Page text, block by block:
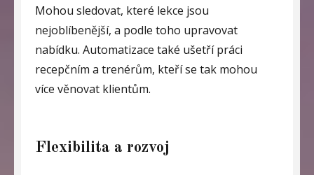
Mohou sledovat, které lekce jsou
nejoblíbenější, a podle toho upravovat
nabídku. Automatizace také ušetří práci
recepčním a trenérům, kteří se tak mohou
více věnovat klientům.
Flexibilita a rozvoj